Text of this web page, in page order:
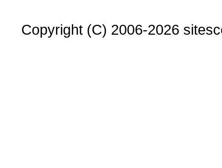
Copyright (C) 2006-2026